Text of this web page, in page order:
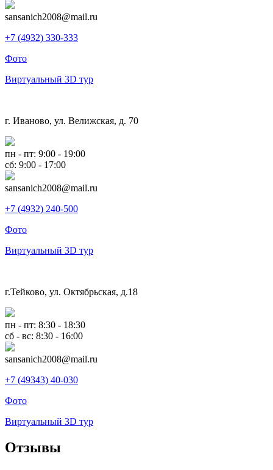
sansanich2008@mail.ru
+7 (4932) 330-333
Фото
Виртуальный 3D тур
г. Иваново, ул. Велижская, д. 70
пн - пт: 9:00 - 19:00
сб: 9:00 - 17:00
sansanich2008@mail.ru
+7 (4932) 240-500
Фото
Виртуальный 3D тур
г.Тейково, ул. Октябрьская, д.18
пн - пт: 8:30 - 18:30
сб - вс: 8:30 - 16:00
sansanich2008@mail.ru
+7 (49343) 40-030
Фото
Виртуальный 3D тур
Отзывы